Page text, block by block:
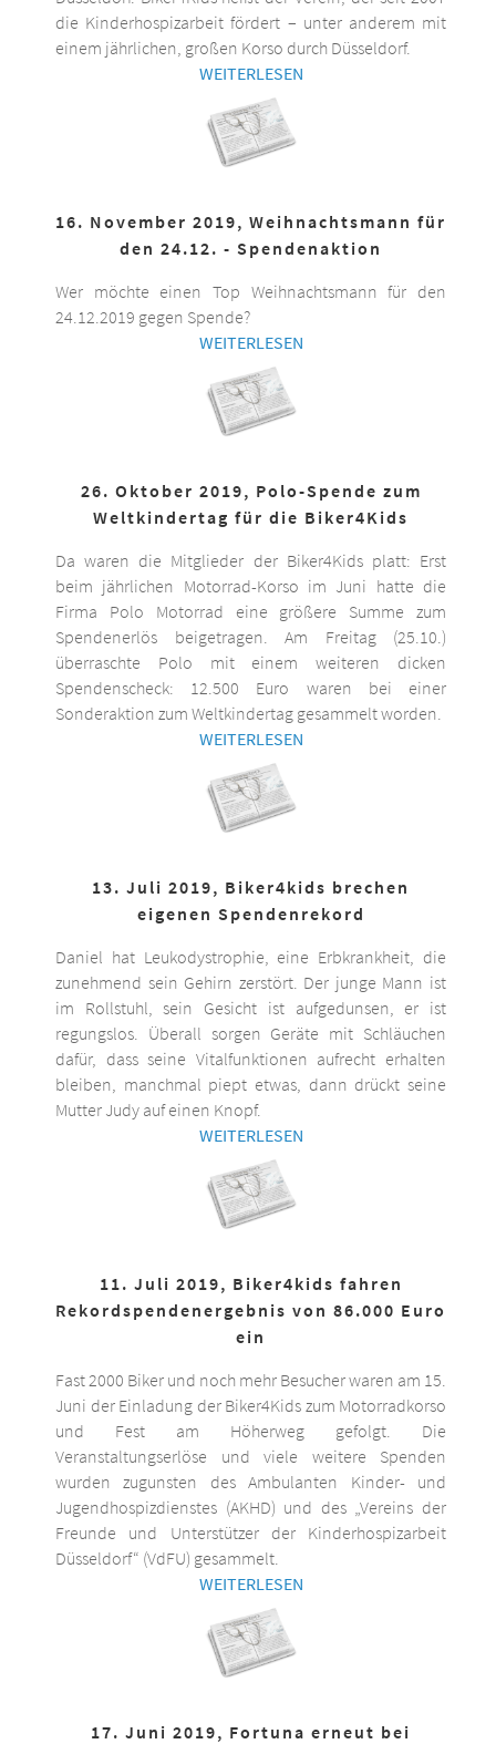
die Kinderhospizarbeit fördert – unter anderem mit
einem jährlichen, großen Korso durch Düsseldorf.
WEITERLESEN
16. November 2019, Weihnachtsmann für
den 24.12. - Spendenaktion
Wer möchte einen Top Weihnachtsmann für den
24.12.2019 gegen Spende?
WEITERLESEN
26. Oktober 2019, Polo-Spende zum
Weltkindertag für die Biker4Kids
Da waren die Mitglieder der Biker4Kids platt: Erst
beim jährlichen Motorrad-Korso im Juni hatte die
Firma Polo Motorrad eine größere Summe zum
Spendenerlös beigetragen. Am Freitag (25.10.)
überraschte Polo mit einem weiteren dicken
Spendenscheck: 12.500 Euro waren bei einer
Sonderaktion zum Weltkindertag gesammelt worden.
WEITERLESEN
13. Juli 2019, Biker4kids brechen
eigenen Spendenrekord
Daniel hat Leukodystrophie, eine Erbkrankheit, die
zunehmend sein Gehirn zerstört. Der junge Mann ist
im Rollstuhl, sein Gesicht ist aufgedunsen, er ist
regungslos. Überall sorgen Geräte mit Schläuchen
dafür, dass seine Vitalfunktionen aufrecht erhalten
bleiben, manchmal piept etwas, dann drückt seine
Mutter Judy auf einen Knopf.
WEITERLESEN
11. Juli 2019, Biker4kids fahren
Rekordspendenergebnis von 86.000 Euro
ein
Fast 2000 Biker und noch mehr Besucher waren am 15.
Juni der Einladung der Biker4Kids zum Motorradkorso
und Fest am Höherweg gefolgt. Die
Veranstaltungserlöse und viele weitere Spenden
wurden zugunsten des Ambulanten Kinder- und
Jugendhospizdienstes (AKHD) und des „Vereins der
Freunde und Unterstützer der Kinderhospizarbeit
Düsseldorf“ (VdFU) gesammelt.
WEITERLESEN
17. Juni 2019, Fortuna erneut bei